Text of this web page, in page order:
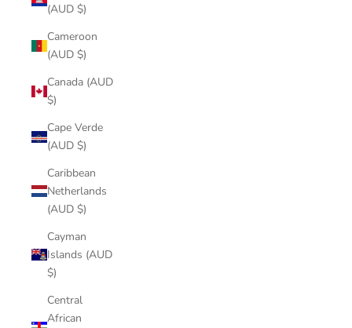
(AUD $)
Cameroon
(AUD $)
Canada (AUD
$)
Cape Verde
(AUD $)
Caribbean
Netherlands
(AUD $)
Cayman
Islands (AUD
$)
Central
African